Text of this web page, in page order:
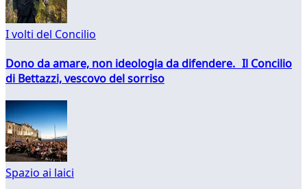
I volti del Concilio
Dono da amare, non ideologia da difendere. Il Concilio
di Bettazzi, vescovo del sorriso
Spazio ai laici